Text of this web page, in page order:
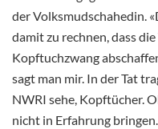
der Volksmudschahedin.
damit zu rechnen, dass
Kopftuchzwang
sagt man mir. In der Tat
NWRI sehe, Kopftücher.
nicht in Erfahrung bringen.